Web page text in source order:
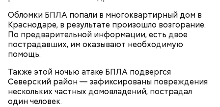
Обломки БПЛА попали в многоквартирный дом в
Краснодаре, в результате произошло возгорание.
По предварительной информации, есть двое
пострадавших, им оказывают необходимую
помощь.
Также этой ночью атаке БПЛА подвергся
Северский район — зафиксированы повреждения
нескольких частных домовладений, пострадал
один человек.
— Мы съездили за витаминами, вернулись обратно,
поднялись домой. У него ухудшилось самочувствие
через сутки... Его увезли в больницу,
реанимировали, и там он скончался, — рассказывал
Миссюра на допросе.
Видео: пресс-служба ГСУ СК по Московской области